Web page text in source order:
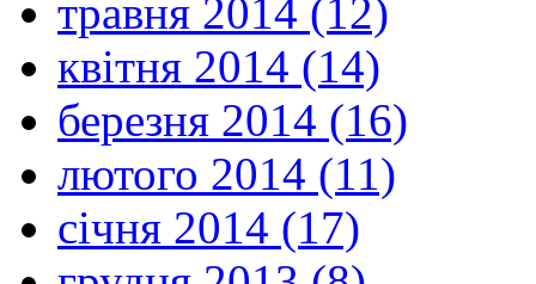
травня 2014 (12)
квітня 2014 (14)
березня 2014 (16)
лютого 2014 (11)
січня 2014 (17)